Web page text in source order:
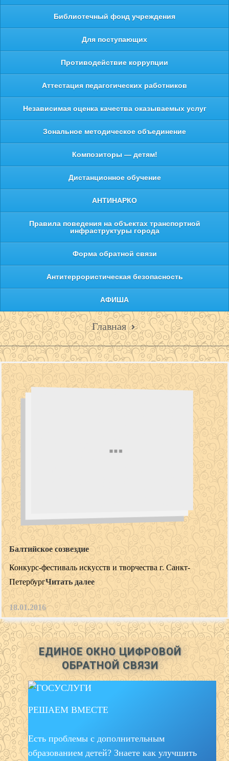
Библиотечный фонд учреждения
Для поступающих
Противодействие коррупции
Аттестация педагогических работников
Независимая оценка качества оказываемых услуг
Зональное методическое объединение
Композиторы — детям!
Дистанционное обучение
АНТИНАРКО
Правила поведения на объектах транспортной
инфраструктуры города
Форма обратной связи
Антитеррористическая безопасность
АФИША
Главная
Балтийское созвездие
Конкурс-фестиваль искусств и творчества г. Санкт-
ПетербургЧитать далее
18.01.2016
ЕДИНОЕ ОКНО ЦИФРОВОЙ
ОБРАТНОЙ СВЯЗИ
РЕШАЕМ ВМЕСТЕ
Есть проблемы с дополнительным
образованием детей? Знаете как улучшить